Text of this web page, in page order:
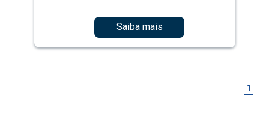
Saiba mais
1